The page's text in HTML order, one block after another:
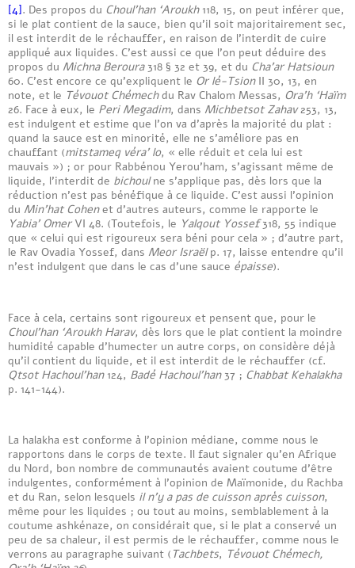
[4]. Des propos du Choul’han ‘Aroukh118, 15, on peut inférer que,
si le plat contient de la sauce, bien qu’il soit majoritairement sec,
il est interdit de le réchauffer, en raison de l’interdit de cuire
appliqué aux liquides. C’est aussi ce que l’on peut déduire des
propos du Michna Beroura 318 § 32 et 39, et du Cha’ar Hatsioun
60. C’est encore ce qu’expliquent le Or lé-TsionII 30, 13, en
note, et le Tévouot Chémechdu Rav Chalom Messas, Ora’h ‘Haïm
26. Face à eux, le Peri Megadim, dans Michbetsot Zahav253, 13,
est indulgent et estime que l’on va d’après la majorité du plat :
quand la sauce est en minorité, elle ne s’améliore pas en
chauffant (mitstameq véra’ lo, « elle réduit et cela lui est
mauvais ») ; or pour Rabbénou Yerou’ham, s’agissant même de
liquide, l’interdit de bichoulne s’applique pas, dès lors que la
réduction n’est pas bénéfique à ce liquide. C’est aussi l’opinion
du Min’hat Cohenet d’autres auteurs, comme le rapporte le
Yabia’ OmerVI 48. (Toutefois, le Yalqout Yossef318, 55 indique
que « celui qui est rigoureux sera béni pour cela » ; d’autre part,
le Rav Ovadia Yossef, dans Meor Israëlp. 17, laisse entendre qu’il
n’est indulgent que dans le cas d’une sauce épaisse).
Face à cela, certains sont rigoureux et pensent que, pour le
Choul’han ‘Aroukh Harav, dès lors que le plat contient la moindre
humidité capable d’humecter un autre corps, on considère déjà
qu’il contient du liquide, et il est interdit de le réchauffer (cf.
Qtsot Hachoul’han 124, Badé Hachoul’han37 ; Chabbat Kehalakha
p. 141-144).
La halakha est conforme à l’opinion médiane, comme nous le
rapportons dans le corps de texte. Il faut signaler qu’en Afrique
du Nord, bon nombre de communautés avaient coutume d’être
indulgentes, conformément à l’opinion de Maïmonide, du Rachba
et du Ran, selon lesquels il n’y a pas de cuisson après cuisson,
même pour les liquides ; ou tout au moins, semblablement à la
coutume ashkénaze, on considérait que, si le plat a conservé un
peu de sa chaleur, il est permis de le réchauffer, comme nous le
verrons au paragraphe suivant ( Tachbets, Tévouot Chémech,